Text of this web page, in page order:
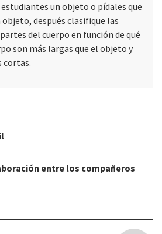
un objeto o pídales que
después clasifique las
del cuerpo en función de qué
son más largas que el objeto y
cortas.
entre los compañeros